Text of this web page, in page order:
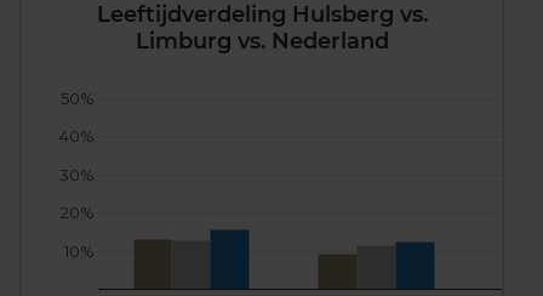
Leeftijdverdeling Hulsberg vs.
Limburg vs. Nederland
10%
20%
30%
40%
50%